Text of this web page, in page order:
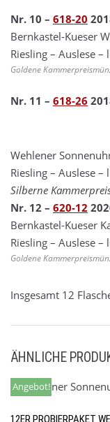
Nr. 10 – 618-20
Bernkastel-Kueser
Riesling – Auslese –
Goldene
Nr. 11 – 618-26
Wehlener
Riesling – Auslese –
Silberne
Nr. 12 – 620-12
Bernkastel-Kueser
Riesling – Auslese –
Goldene
Insgesamt 12
ÄHNLICHE
Angebot!
12ER PROBIERPAKET